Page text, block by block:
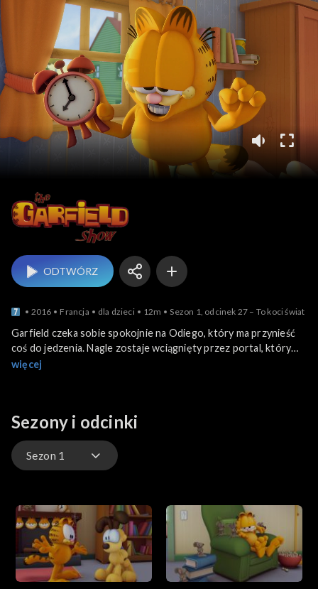
The Garfield Show
ODTWÓRZ
2016 Francja dla dzieci 12m Sezon 1, odcinek 27 – To koci świat
Garfield czeka sobie spokojnie na Odiego, który ma przynieść
coś do jedzenia. Nagle zostaje wciągnięty przez portal, który
przemieszcza go do… domu. Wszystko wydaje się być na swoim
więcej
Sezony i odcinki
Sezon 1
Sezon 2
Sezon 3